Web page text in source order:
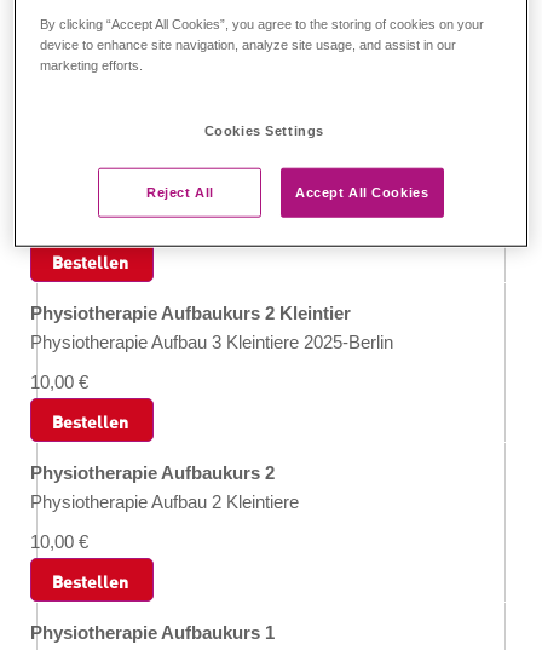
Physiotherapie Kleintier
praktische Anwendungen
Bestellen
Physiotherapie Aufbaukurs 2 Kleintier
Physiotherapie Aufbau 3 Kleintiere 2025-Berlin
10,00 €
Bestellen
Physiotherapie Aufbaukurs 2
Physiotherapie Aufbau 2 Kleintiere
10,00 €
Bestellen
Physiotherapie Aufbaukurs 1
By clicking “Accept All Cookies”, you agree to the storing of cookies on your
device to enhance site navigation, analyze site usage, and assist in our
marketing efforts.
Cookies Settings
Reject All Accept All Cookies